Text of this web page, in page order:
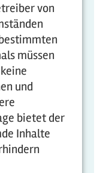
von
müssen
und
bietet der
Inhalte